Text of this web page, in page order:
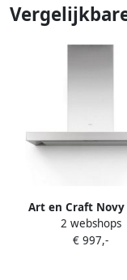
Art en Craft Novy
wandkap
met motor 90 cm
2 webshops
€ 997,-